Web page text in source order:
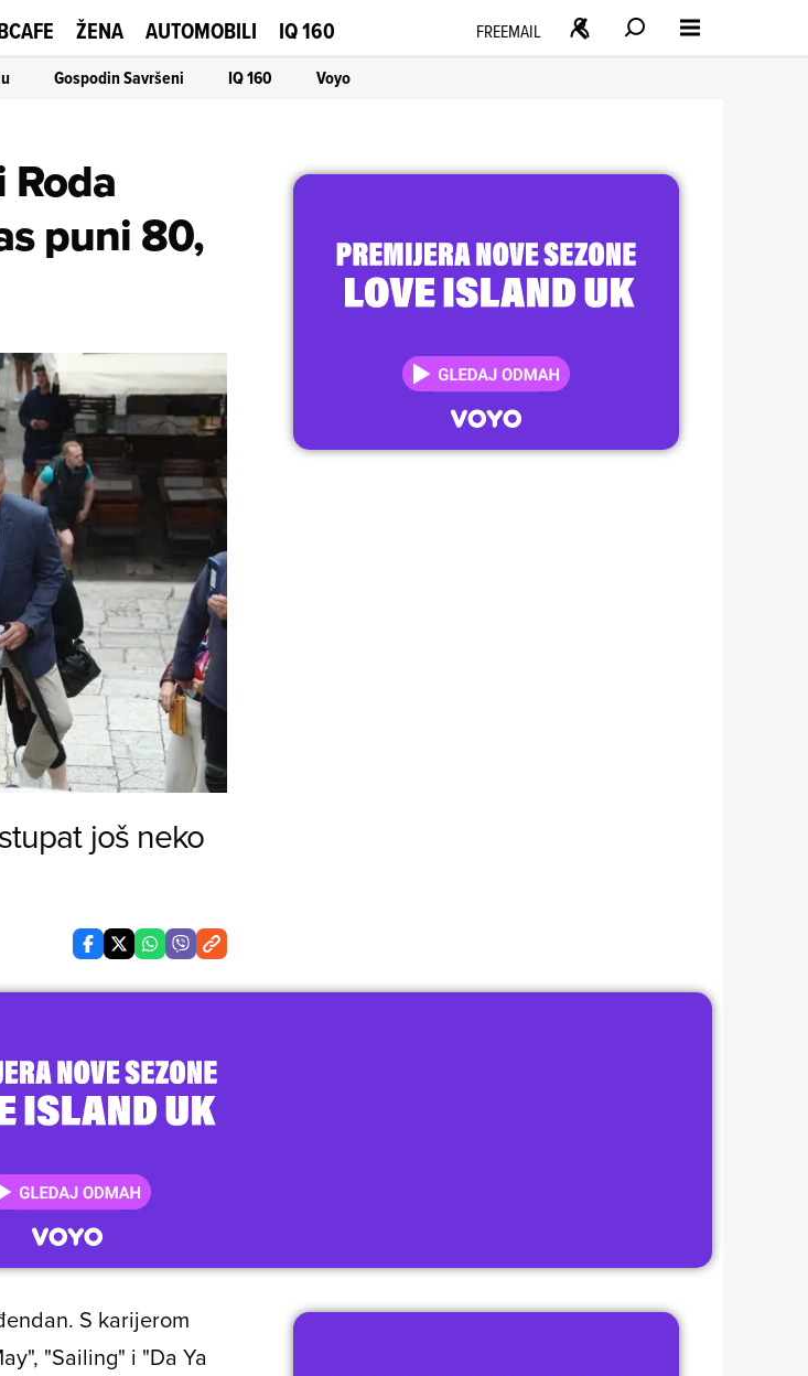
ŽENA AUTOMOBILI IQ 160 FREEMAIL
Gospodin Savršeni IQ 160 Voyo
puni 80,
još neko
S karijerom
"Sailing" i "Da Ya